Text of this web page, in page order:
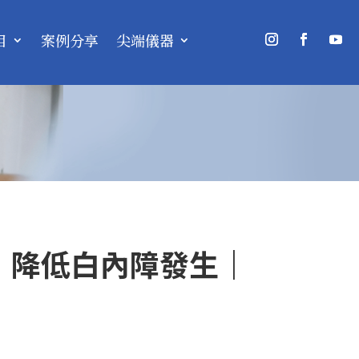
案例分享 尖端儀器
低白內障發生｜